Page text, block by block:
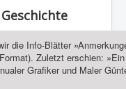
die Info-Blätter
Zuletzt erschien: »Ein
Grafiker und Maler